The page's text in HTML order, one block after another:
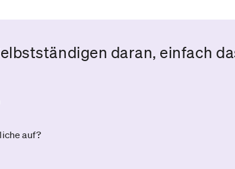
daran, einfach
auf?